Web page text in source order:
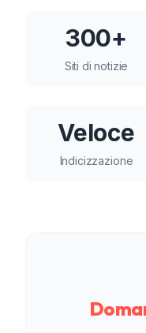
300+
Siti di notizie
Veloce
Indicizzazione